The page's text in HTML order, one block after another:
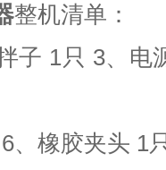
整机清单：
子 1只 3、电
、橡胶夹头 1